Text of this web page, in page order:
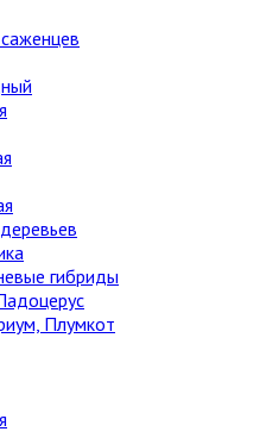
гибриды
Плумкот